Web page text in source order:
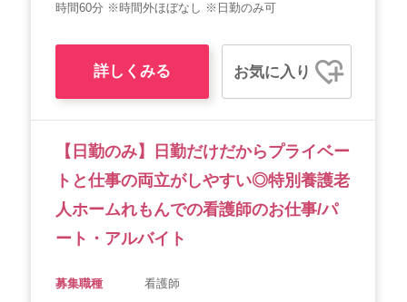
時間60分 ※時間外ほぼなし ※日勤のみ可
詳しくみる お気に入り
【日勤のみ】日勤だけだからプライベー
トと仕事の両立がしやすい◎特別養護老
人ホームれもんでの看護師のお仕事/パ
ート・アルバイト
募集職種 看護師